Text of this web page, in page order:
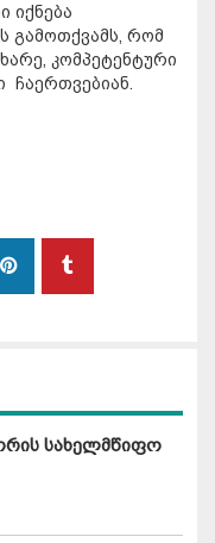
იქნება
გამოთქვამს, რომ
კომპეტენტური
ჩაერთვებიან.
სახელმწიფო